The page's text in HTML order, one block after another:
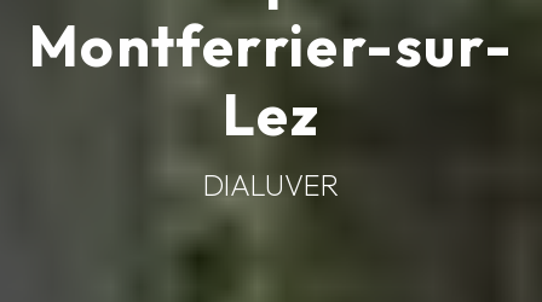
Montferrier-sur-
Lez
DIALUVER